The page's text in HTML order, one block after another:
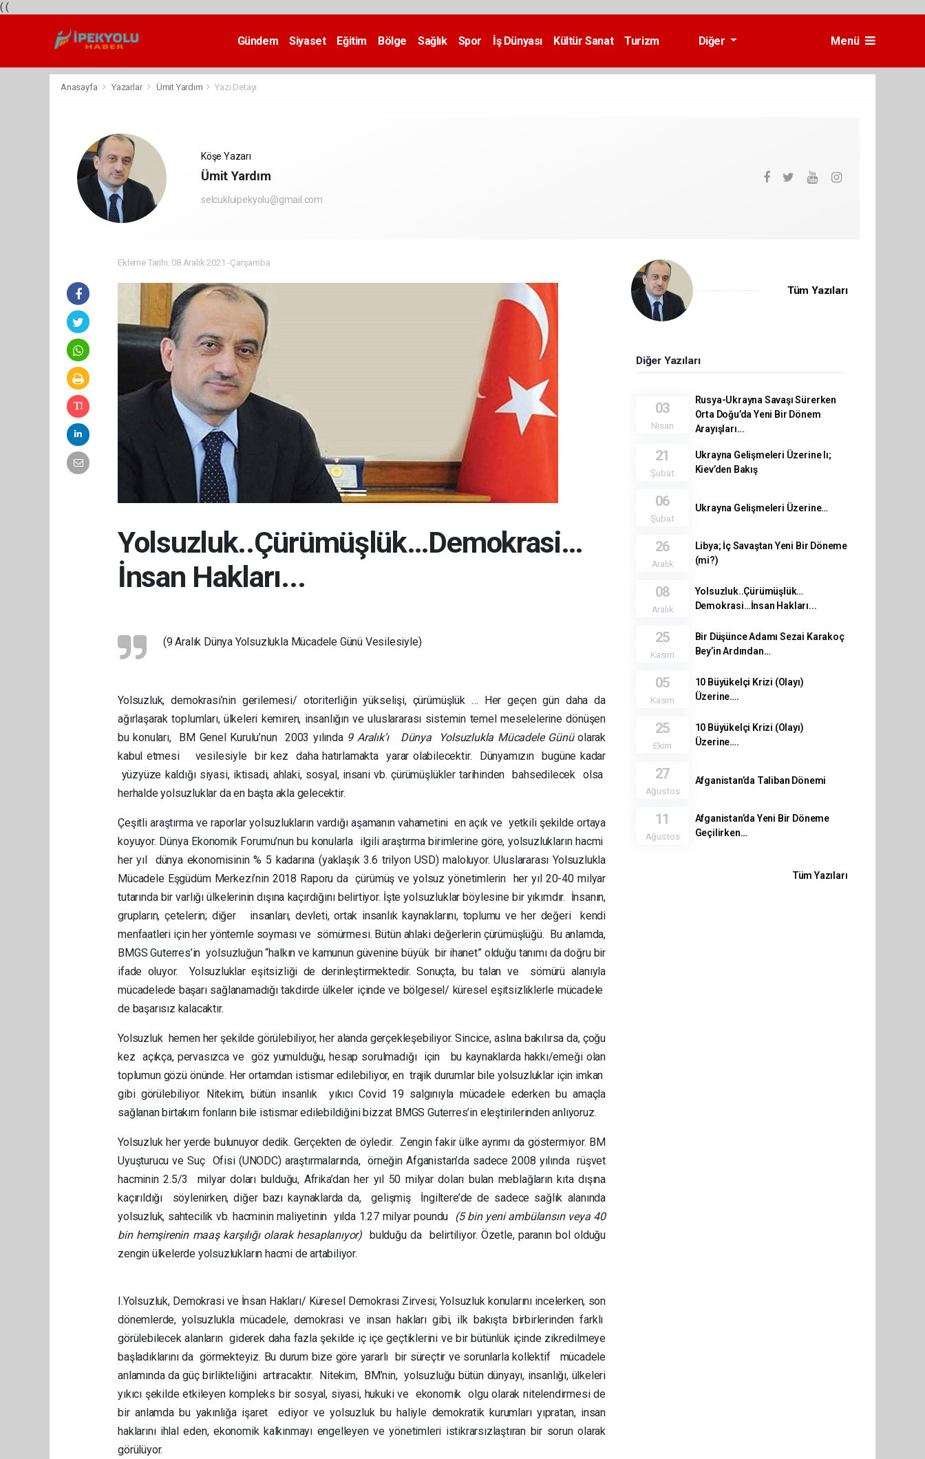
( (
Gündem Siyaset Eğitim Bölge Sağlık Spor İş Dünyası Kültür Sanat
Turizm
Diğer Menü
Anasayfa Yazarlar Ümit Yardım Yazı Detayı
Köşe Yazarı
Ümit Yardım
selcukluipekyolu@gmail.com
Ekleme Tarihi: 08 Aralık 2021 -Çarşamba
Yolsuzluk..Çürümüşlük…Demokrasi…
İnsan Hakları...
(9 Aralık Dünya Yolsuzlukla Mücadele Günü Vesilesiyle)
Yolsuzluk, demokrasi’nin gerilemesi/ otoriterliğin yükselişi, çürümüşlük … Her geçen gün daha da
ağırlaşarak toplumları, ülkeleri kemiren, insanlığın ve uluslararası sistemin temel meselelerine dönüşen
bu konuları, BM Genel Kurulu’nun 2003 yılında 9 Aralık’ı Dünya Yolsuzlukla Mücadele Günüolarak
kabul etmesi vesilesiyle bir kez daha hatırlamakta yarar olabilecektir. Dünyamızın bugüne kadar
yüzyüze kaldığı siyasi, iktisadi, ahlaki, sosyal, insani vb. çürümüşlükler tarihinden bahsedilecek olsa
herhalde yolsuzluklar da en başta akla gelecektir.
Çeşitli araştırma ve raporlar yolsuzlukların vardığı aşamanın vahametini en açık ve yetkili şekilde ortaya
koyuyor. Dünya Ekonomik Forumu’nun bu konularla ilgili araştırma birimlerine göre, yolsuzlukların hacmi
her yıl dünya ekonomisinin % 5 kadarına (yaklaşık 3.6 trilyon USD) maloluyor. Uluslararası Yolsuzlukla
Mücadele Eşgüdüm Merkezi’nin 2018 Raporu da çürümüş ve yolsuz yönetimlerin her yıl 20-40 milyar
tutarında bir varlığı ülkelerinin dışına kaçırdığını belirtiyor. İşte yolsuzluklar böylesine bir yıkımdır. İnsanın,
grupların, çetelerin; diğer insanları, devleti, ortak insanlık kaynaklarını, toplumu ve her değeri kendi
menfaatleri için her yöntemle soyması ve sömürmesi. Bütün ahlaki değerlerin çürümüşlüğü. Bu anlamda,
BMGS Guterres’in yolsuzluğun “halkın ve kamunun güvenine büyük bir ihanet” olduğu tanımı da doğru bir
ifade oluyor. Yolsuzluklar eşitsizliği de derinleştirmektedir. Sonuçta, bu talan ve sömürü alanıyla
mücadelede başarı sağlanamadığı takdirde ülkeler içinde ve bölgesel/ küresel eşitsizliklerle mücadele
de başarısız kalacaktır.
Yolsuzluk hemen her şekilde görülebiliyor, her alanda gerçekleşebiliyor. Sincice, aslına bakılırsa da, çoğu
kez açıkça, pervasızca ve göz yumulduğu, hesap sorulmadığı için bu kaynaklarda hakkı/emeği olan
toplumun gözü önünde. Her ortamdan istismar edilebiliyor, en trajik durumlar bile yolsuzluklar için imkan
gibi görülebiliyor. Nitekim, bütün insanlık yıkıcı Covid 19 salgınıyla mücadele ederken bu amaçla
sağlanan birtakım fonların bile istismar edilebildiğini bizzat BMGS Guterres’in eleştirilerinden anlıyoruz.
Yolsuzluk her yerde bulunuyor dedik. Gerçekten de öyledir. Zengin fakir ülke ayrımı da göstermiyor. BM
Uyuşturucu ve Suç Ofisi (UNODC) araştırmalarında, örneğin Afganistan’da sadece 2008 yılında rüşvet
hacminin 2.5/3 milyar doları bulduğu, Afrika’dan her yıl 50 milyar doları bulan meblağların kıta dışına
kaçırıldığı söylenirken, diğer bazı kaynaklarda da, gelişmiş İngiltere’de de sadece sağlık alanında
yolsuzluk, sahtecilik vb. hacminin maliyetinin yılda 1.27 milyar poundu (5 bin yeni ambülansın veya 40
bin hemşirenin maaş karşılığı olarak hesaplanıyor) bulduğu da belirtiliyor. Özetle, paranın bol olduğu
zengin ülkelerde yolsuzlukların hacmi de artabiliyor.
I.Yolsuzluk, Demokrasi ve İnsan Hakları/ Küresel Demokrasi Zirvesi; Yolsuzluk konularını incelerken, son
dönemlerde, yolsuzlukla mücadele, demokrasi ve insan hakları gibi, ilk bakışta birbirlerinden farklı
görülebilecek alanların giderek daha fazla şekilde iç içe geçtiklerini ve bir bütünlük içinde zikredilmeye
başladıklarını da görmekteyiz. Bu durum bize göre yararlı bir süreçtir ve sorunlarla kollektif mücadele
anlamında da güç birlikteliğini artıracaktır. Nitekim, BM’nin, yolsuzluğu bütün dünyayı, insanlığı, ülkeleri
yıkıcı şekilde etkileyen kompleks bir sosyal, siyasi, hukuki ve ekonomik olgu olarak nitelendirmesi de
bir anlamda bu yakınlığa işaret ediyor ve yolsuzluk bu haliyle demokratik kurumları yıpratan, insan
haklarını ihlal eden, ekonomik kalkınmayı engelleyen ve yönetimleri istikrarsızlaştıran bir sorun olarak
görülüyor.
Tüm Yazıları
Diğer Yazıları
03
Nisan
Rusya-Ukrayna Savaşı Sürerken
Orta Doğu’da Yeni Bir Dönem
Arayışları...
21
Şubat
Ukrayna Gelişmeleri Üzerine Iı;
Kiev’den Bakış
06
Şubat
Ukrayna Gelişmeleri Üzerine…
26
Aralık
Libya; İç Savaştan Yeni Bir Döneme
(mi?)
08
Aralık
Yolsuzluk..Çürümüşlük…
Demokrasi…İnsan Hakları...
25
Kasım
Bir Düşünce Adamı Sezai Karakoç
Bey’in Ardından…
05
Kasım
10 Büyükelçi Krizi (Olayı)
Üzerine….
25
Ekim
10 Büyükelçi Krizi (Olayı)
Üzerine….
27
Ağustos
Afganistan’da Taliban Dönemi
11
Ağustos
Afganistan’da Yeni Bir Döneme
Geçilirken…
Tüm Yazıları